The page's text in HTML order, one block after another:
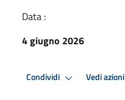
Data :
4 giugno 2026
Condividi Vedi azioni